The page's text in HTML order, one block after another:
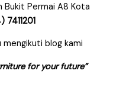
Bukit Permai A8 Kota
7411201
mengikuti blog kami
for your future”